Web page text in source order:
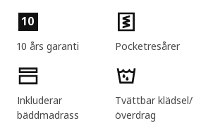
Produktens egenskaper
10
10 års garanti Pocketresårer
Inkluderar
bäddmadrass
Tvättbar klädsel/
överdrag